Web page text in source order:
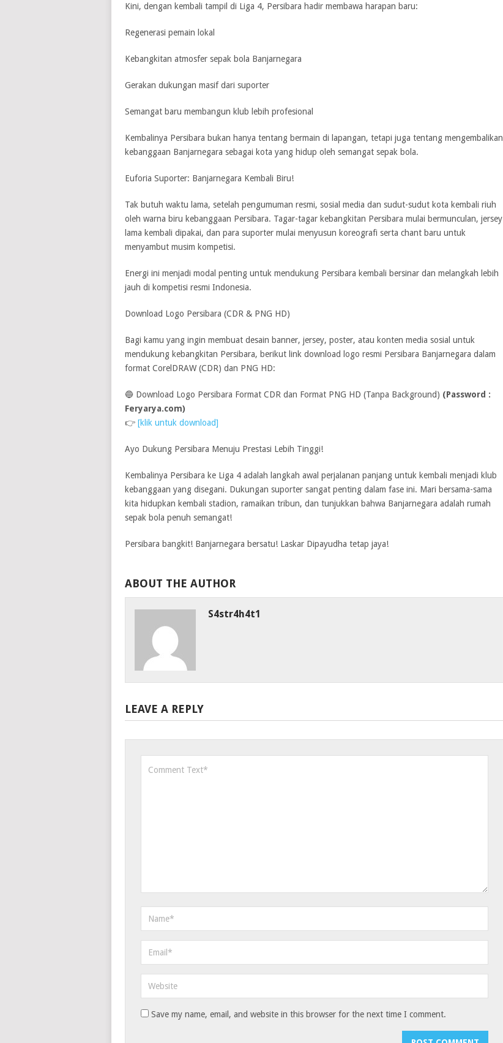
Kini, dengan kembali tampil di Liga 4, Persibara hadir membawa harapan baru:
Regenerasi pemain lokal
Kebangkitan atmosfer sepak bola Banjarnegara
Gerakan dukungan masif dari suporter
Semangat baru membangun klub lebih profesional
Kembalinya Persibara bukan hanya tentang bermain di lapangan, tetapi juga tentang mengembalikan
kebanggaan Banjarnegara sebagai kota yang hidup oleh semangat sepak bola.
Euforia Suporter: Banjarnegara Kembali Biru!
Tak butuh waktu lama, setelah pengumuman resmi, sosial media dan sudut-sudut kota kembali riuh
oleh warna biru kebanggaan Persibara. Tagar-tagar kebangkitan Persibara mulai bermunculan, jersey
lama kembali dipakai, dan para suporter mulai menyusun koreografi serta chant baru untuk
menyambut musim kompetisi.
Energi ini menjadi modal penting untuk mendukung Persibara kembali bersinar dan melangkah lebih
jauh di kompetisi resmi Indonesia.
Download Logo Persibara (CDR & PNG HD)
Bagi kamu yang ingin membuat desain banner, jersey, poster, atau konten media sosial untuk
mendukung kebangkitan Persibara, berikut link download logo resmi Persibara Banjarnegara dalam
format CorelDRAW (CDR) dan PNG HD:
🔵 Download Logo Persibara Format CDR dan Format PNG HD (Tanpa Background) (Password :
Feryarya.com)
👉 [klik untuk download]
Ayo Dukung Persibara Menuju Prestasi Lebih Tinggi!
Kembalinya Persibara ke Liga 4 adalah langkah awal perjalanan panjang untuk kembali menjadi klub
kebanggaan yang disegani. Dukungan suporter sangat penting dalam fase ini. Mari bersama-sama
kita hidupkan kembali stadion, ramaikan tribun, dan tunjukkan bahwa Banjarnegara adalah rumah
sepak bola penuh semangat!
Persibara bangkit! Banjarnegara bersatu! Laskar Dipayudha tetap jaya!
ABOUT THE AUTHOR
S4str4h4t1
LEAVE A REPLY
Save my name, email, and website in this browser for the next time I comment.